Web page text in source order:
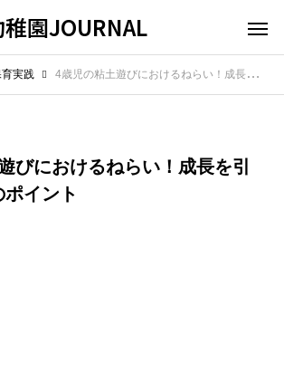
園JOURNAL
実践 4歳児の粘土遊びにおけるねらい！成長を引き出す指導のポイント
びにおけるねらい！成長を引
ポイント